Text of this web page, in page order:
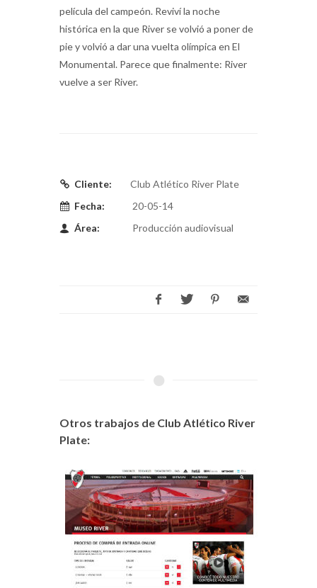
película del campeón. Reviví la noche
histórica en la que River se volvió a poner de
pie y volvió a dar una vuelta olímpica en El
Monumental. Parece que finalmente: River
vuelve a ser River.
Cliente:
Club Atlético River Plate
Fecha:
20-05-14
Área:
Producción audiovisual
Otros trabajos de Club Atlético River
Plate: